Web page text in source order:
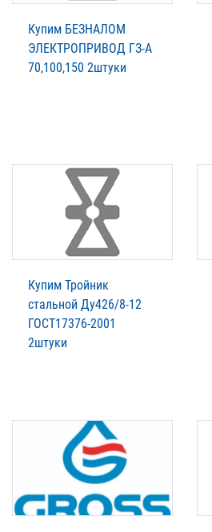
Купим БЕЗНАЛОМ
ЭЛЕКТРОПРИВОД ГЗ-А
70,100,150 2штуки
Купим Тройник
стальной Ду426/8-12
ГОСТ17376-2001
2штуки